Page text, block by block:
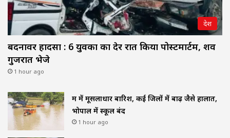
देश
बदनावर हादसा : 6 युवकों का देर रात किया पोस्टमार्टम, शव
गुजरात भेजे
1 hour ago
मप्र में मूसलाधार बारिश, कई जिलों में बाढ़ जैसे हालात,
भोपाल में स्कूल बंद
1 hour ago